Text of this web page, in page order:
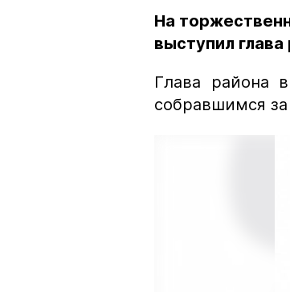
На
выступил
Глава района
собравшимся